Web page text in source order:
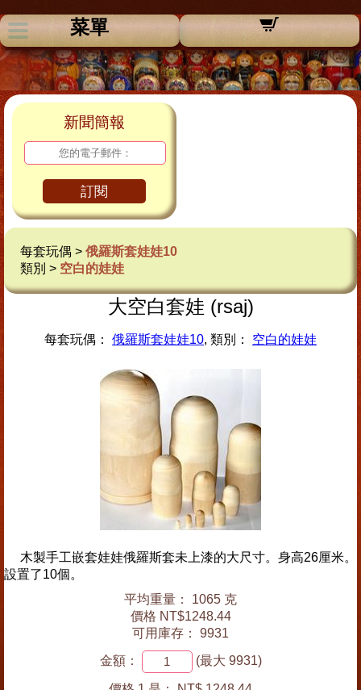
菜單
新聞簡報
訂閱
每套玩偶 > 俄羅斯套娃娃10
類別 > 空白的娃娃
大空白套娃 (rsaj)
每套玩偶： 俄羅斯套娃娃10, 類別： 空白的娃娃
木製手工嵌套娃娃俄羅斯套未上漆的大尺寸。身高26厘米。
設置了10個。
平均重量： 1065 克
價格 NT$1248.44
可用庫存： 9931
金額： (最大 9931)